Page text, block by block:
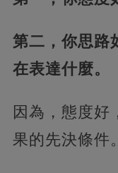
第二，你思路
在表達什麼。
因為，態度好
果的先決條件。